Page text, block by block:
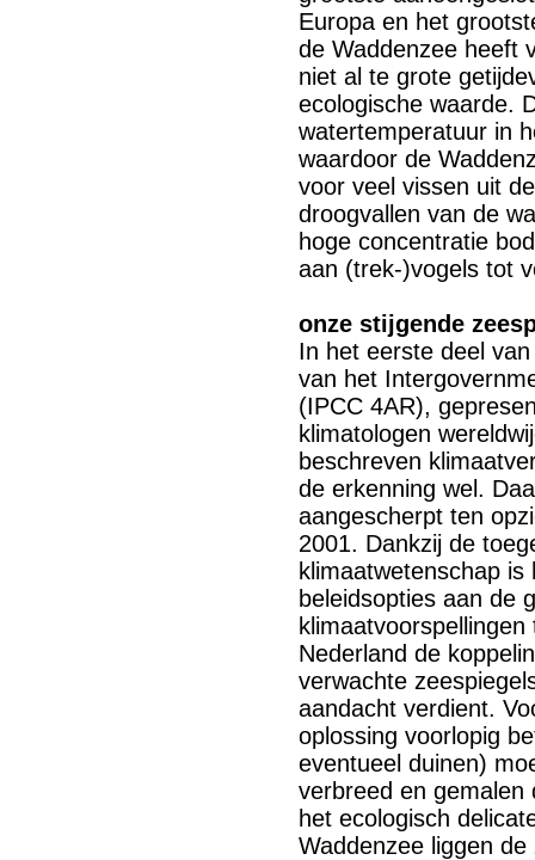
Europa en het
de Waddenzee heeft
niet al te grote
ecologische waarde.
watertemperatuur in
waardoor de
voor veel vissen uit
droogvallen van de
hoge concentratie
aan (trek-)vogels tot
onze stijgende
In het eerste deel
van het
(IPCC 4AR),
klimatologen
beschreven
de erkenning wel.
aangescherpt ten
2001. Dankzij de
klimaatwetenschap
beleidsopties aan de
Nederland de
verwachte
aandacht verdient.
oplossing voorlopig
eventueel duinen)
verbreed en gemalen
het ecologisch
Waddenzee liggen